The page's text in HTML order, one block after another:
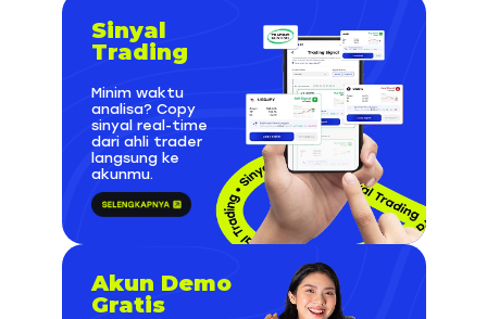
Sinyal
Trading
Minim waktu
analisa? Copy
sinyal real-time
dari ahli trader
langsung ke
akunmu.
Akun Demo
Gratis